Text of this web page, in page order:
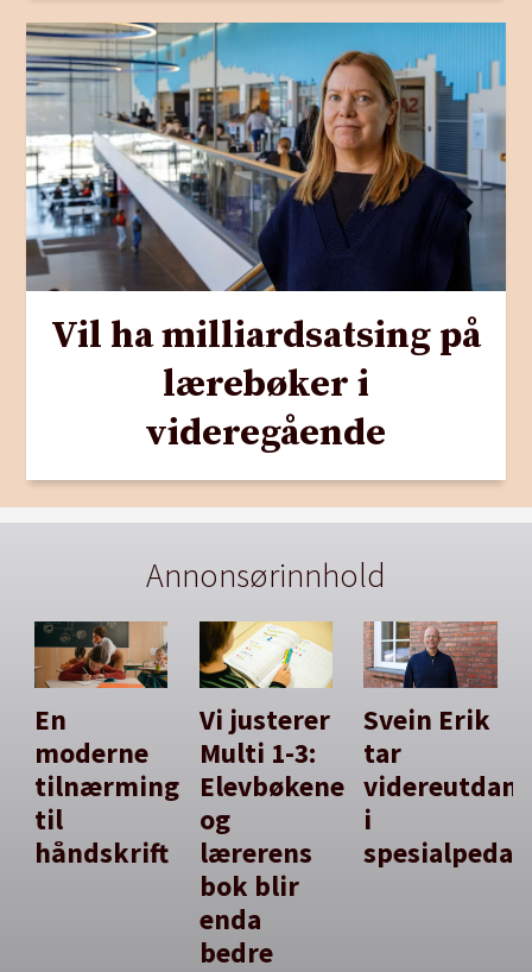
Vil ha milliardsatsing på
lærebøker i
videregående
Annonsørinnhold
En
moderne
tilnærming
til
håndskrift
Vi justerer
Multi 1-3:
Elevbøkene
og
lærerens
bok blir
enda
bedre
Svein Erik
tar
i